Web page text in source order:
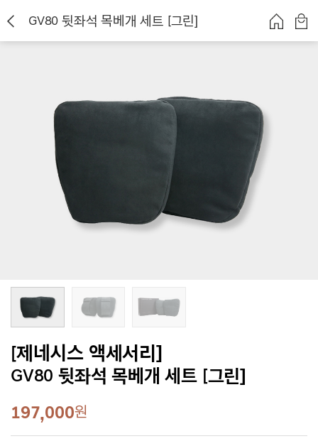
GV80 뒷좌석 목베개 세트 [그린]
[제네시스 액세서리]
GV80 뒷좌석 목베개 세트 [그린]
197,000원